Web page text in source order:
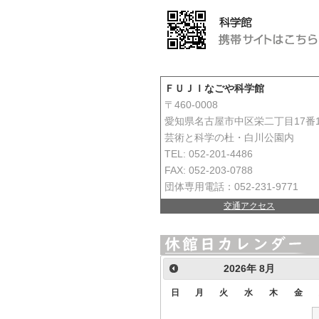
ＦＵＪＩなごや科学館
〒460-0008
愛知県名古屋市中区栄二丁目17番
芸術と科学の杜・白川公園内
TEL: 052-201-4486
FAX: 052-203-0788
団体専用電話：052-231-9771
交通アクセス
2026年8月
日 月 火 水 木 金